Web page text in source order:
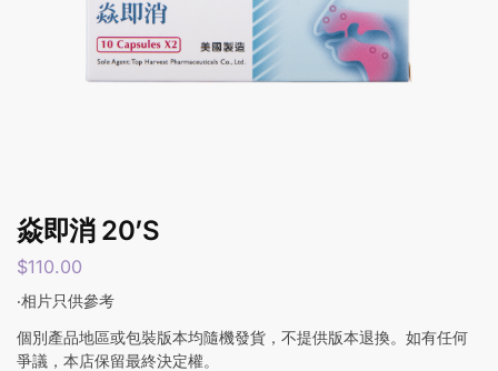
焱即消 20’S
$110.00
‧相片只供參考
個別產品地區或包裝版本均隨機發貨，不提供版本退換。如有任何
爭議，本店保留最終決定權。